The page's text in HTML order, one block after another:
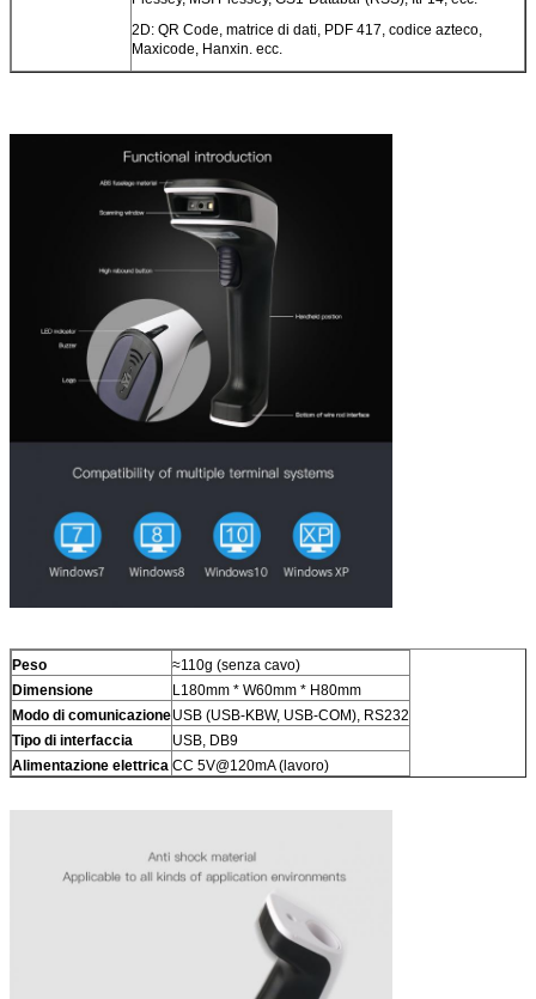
2D: QR Code, matrice di dati, PDF 417, codice azteco,
Maxicode, Hanxin. ecc.
Peso
≈110g (senza cavo)
Dimensione
L180mm * W60mm * H80mm
Modo di comunicazioneUSB (USB-KBW, USB-COM), RS232
Tipo di interfaccia
USB, DB9
Alimentazione elettrica CC 5V@120mA (lavoro)